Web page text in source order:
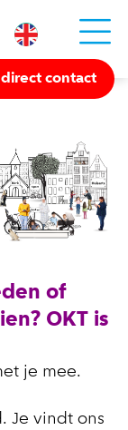
Powered by
direct contact
of
OKT is
je mee.
Je vindt ons